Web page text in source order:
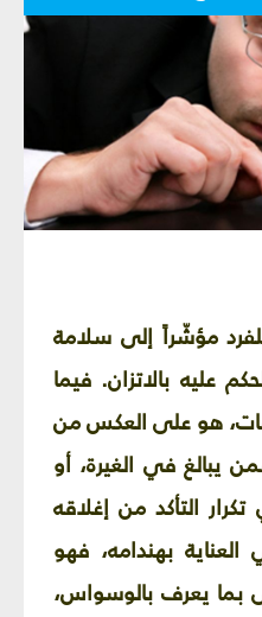
مؤشّراً إلى سلامة
عليه بالاتزان. فيما
هو على العكس من
يبالغ في الغيرة، أو
التأكد من إغلاقه
بهندامه، فهو
يعرف بالوسواس،